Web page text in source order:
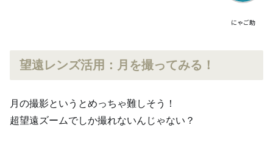
にゃご助
望遠レンズ活用：月を撮ってみる！
月の撮影というとめっちゃ難しそう！
超望遠ズームでしか撮れないんじゃない？